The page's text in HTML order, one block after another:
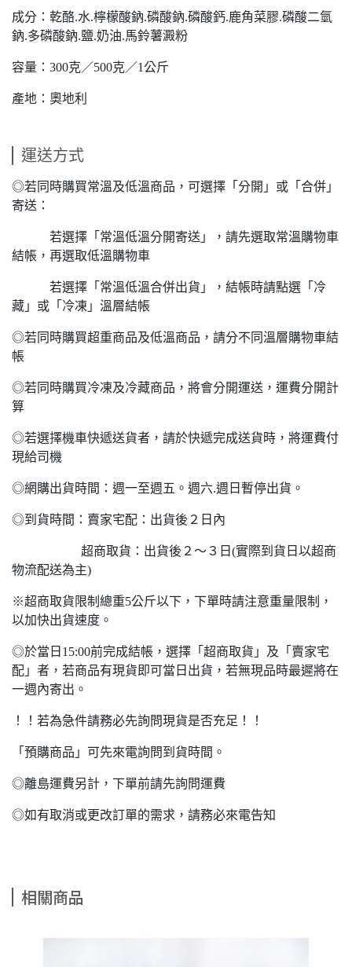
成分：乾酪.水.檸檬酸鈉.磷酸鈉.磷酸鈣.鹿角菜膠.磷酸二氫
鈉.多磷酸鈉.鹽.奶油.馬鈴薯澱粉
容量：300克／500克／1公斤
產地：奧地利
運送方式
◎若同時購買常溫及低溫商品，可選擇「分開」或「合併」
寄送：
若選擇「常溫低溫分開寄送」，請先選取常溫購物車
結帳，再選取低溫購物車
若選擇「常溫低溫合併出貨」，結帳時請點選「冷
藏」或「冷凍」溫層結帳
◎若同時購買超重商品及低溫商品，請分不同溫層購物車結
帳
◎若同時購買冷凍及冷藏商品，將會分開運送，運費分開計
算
◎若選擇機車快遞送貨者，請於快遞完成送貨時，將運費付
現給司機
◎網購出貨時間：週一至週五。週六.週日暫停出貨。
◎到貨時間：賣家宅配：出貨後２日內
超商取貨：出貨後２～３日(實際到貨日以超商
物流配送為主)
※超商取貨限制總重5公斤以下，下單時請注意重量限制，
以加快出貨速度。
◎於當日15:00前完成結帳，選擇「超商取貨」及「賣家宅
配」者，若商品有現貨即可當日出貨，若無現品時最遲將在
一週內寄出。
！！若為急件請務必先詢問現貨是否充足！！
「預購商品」可先來電詢問到貨時間。
◎離島運費另計，下單前請先詢問運費
◎如有取消或更改訂單的需求，請務必來電告知
相關商品